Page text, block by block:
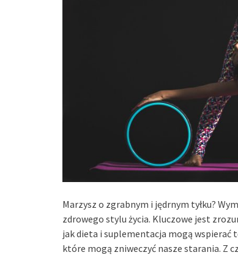
Marzysz o zgrabnym i jędrnym tyłku?
zdrowego stylu życia. Kluczowe jest
jak dieta i suplementacja mogą wspierać
które mogą zniweczyć nasze starania. Z